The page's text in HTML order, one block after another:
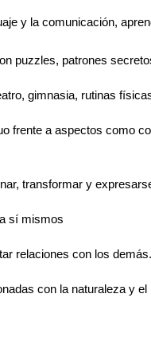
y la comunicación,
puzzles, patrones
gimnasia, rutinas
frente a aspectos como
transformar y
sí mismos
relaciones con los demás.
con la naturaleza y